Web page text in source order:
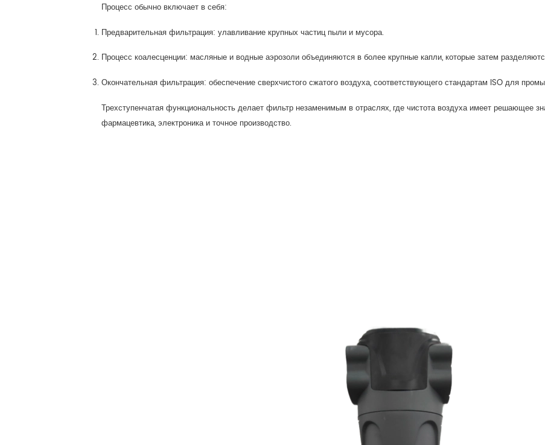
Процесс обычно включает в себя:
Предварительная фильтрация: улавливание крупных частиц пыли и мусора.
Процесс коалесценции: масляные и водные аэрозоли объединяются в более крупные капли, которые затем
Окончательная фильтрация: обеспечение сверхчистого сжатого воздуха, соответствующего стандартам ISO для
Трехступенчатая функциональность делает фильтр незаменимым в отраслях, где чистота воздуха имеет решающее
фармацевтика, электроника и точное производство.